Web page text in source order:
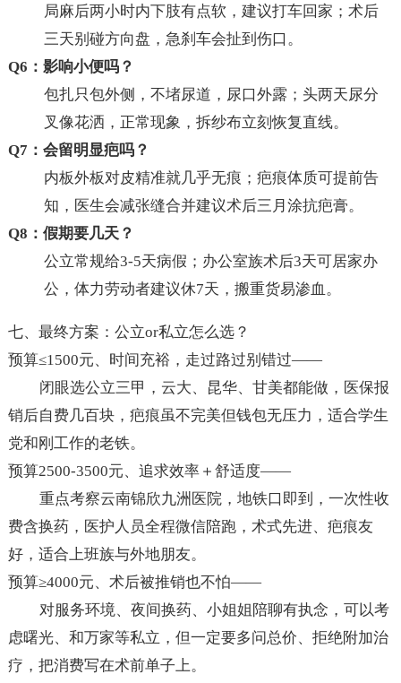
局麻后两小时内下肢有点软，建议打车回家；术后
三天别碰方向盘，急刹车会扯到伤口。
Q6：影响小便吗？
包扎只包外侧，不堵尿道，尿口外露；头两天尿分
叉像花洒，正常现象，拆纱布立刻恢复直线。
Q7：会留明显疤吗？
内板外板对皮精准就几乎无痕；疤痕体质可提前告
知，医生会减张缝合并建议术后三月涂抗疤膏。
Q8：假期要几天？
公立常规给3-5天病假；办公室族术后3天可居家办
公，体力劳动者建议休7天，搬重货易渗血。
七、最终方案：公立or私立怎么选？
预算≤1500元、时间充裕，走过路过别错过——
闭眼选公立三甲，云大、昆华、甘美都能做，医保报
销后自费几百块，疤痕虽不完美但钱包无压力，适合学生
党和刚工作的老铁。
预算2500-3500元、追求效率＋舒适度——
重点考察云南锦欣九洲医院，地铁口即到，一次性收
费含换药，医护人员全程微信陪跑，术式先进、疤痕友
好，适合上班族与外地朋友。
预算≥4000元、术后被推销也不怕——
对服务环境、夜间换药、小姐姐陪聊有执念，可以考
虑曙光、和万家等私立，但一定要多问总价、拒绝附加治
疗，把消费写在术前单子上。